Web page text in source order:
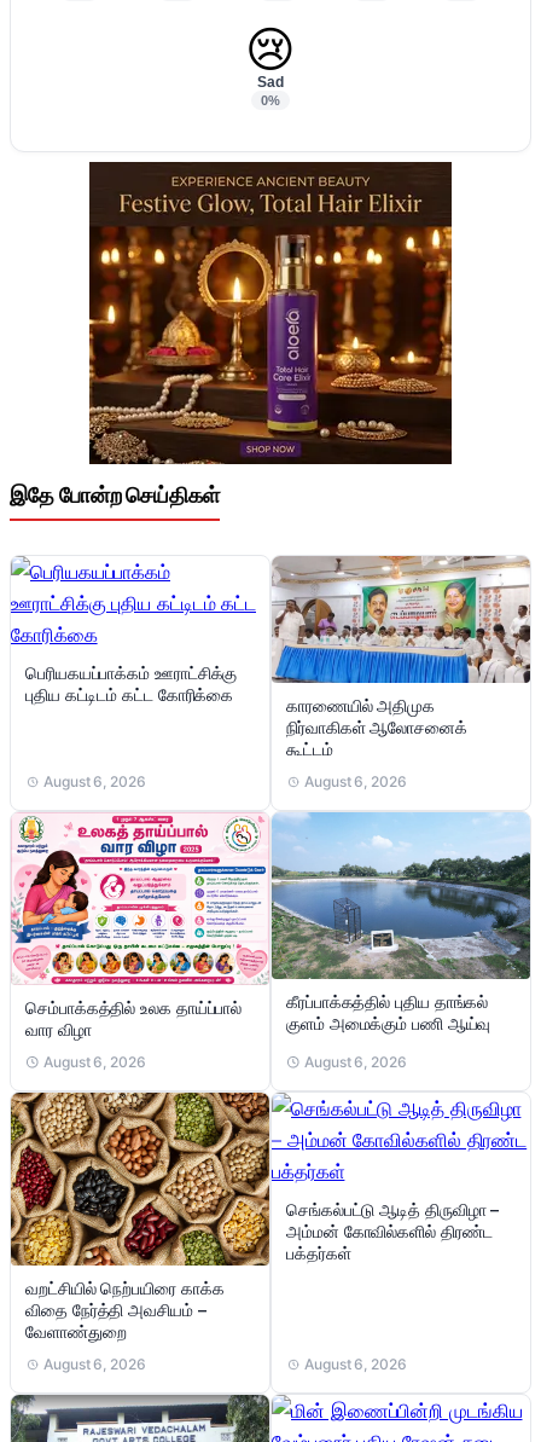
😢
Sad
0%
இதே போன்ற செய்திகள்
பெரியகயப்பாக்கம் ஊராட்சிக்கு
புதிய கட்டிடம் கட்ட கோரிக்கை
August 6, 2026
காரணையில் அதிமுக
நிர்வாகிகள் ஆலோசனைக்
கூட்டம்
August 6, 2026
செம்பாக்கத்தில் உலக தாய்ப்பால்
வார விழா
August 6, 2026
கீரப்பாக்கத்தில் புதிய தாங்கல்
குளம் அமைக்கும் பணி ஆய்வு
August 6, 2026
வறட்சியில் நெற்பயிரை காக்க
விதை நேர்த்தி அவசியம் –
வேளாண்துறை
August 6, 2026
செங்கல்பட்டு ஆடித் திருவிழா –
அம்மன் கோவில்களில் திரண்ட
பக்தர்கள்
August 6, 2026